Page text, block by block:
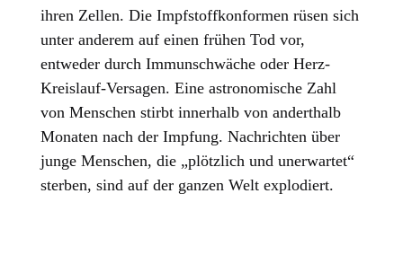
ihren Zellen. Die Impfstoffkonformen rüsen sich
unter anderem auf einen frühen Tod vor,
entweder durch Immunschwäche oder Herz-
Kreislauf-Versagen. Eine astronomische Zahl
von Menschen stirbt innerhalb von anderthalb
Monaten nach der Impfung. Nachrichten über
junge Menschen, die „plötzlich und unerwartet“
sterben, sind auf der ganzen Welt explodiert.